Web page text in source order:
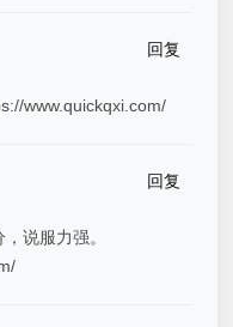
回复
www.quickqxi.com/
回复
说服力强。